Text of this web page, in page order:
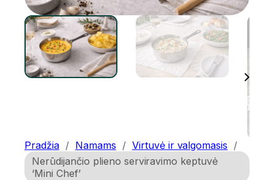
Pradžia / Namams / Virtuvė ir valgomasis /
Nerūdijančio plieno serviravimo keptuvė
‘Mini Chef’